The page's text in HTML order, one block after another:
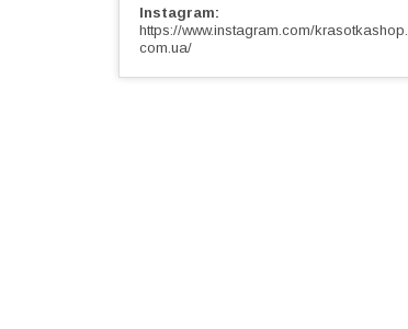
Instagram
https://www.instagram.com/krasotkashop.
com.ua/